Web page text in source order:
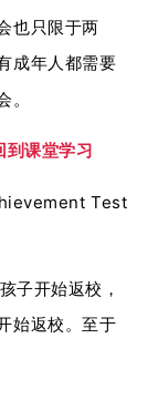
也只限于两
成年人都需要
到课堂学习
Test
子开始返校，
始返校。至于